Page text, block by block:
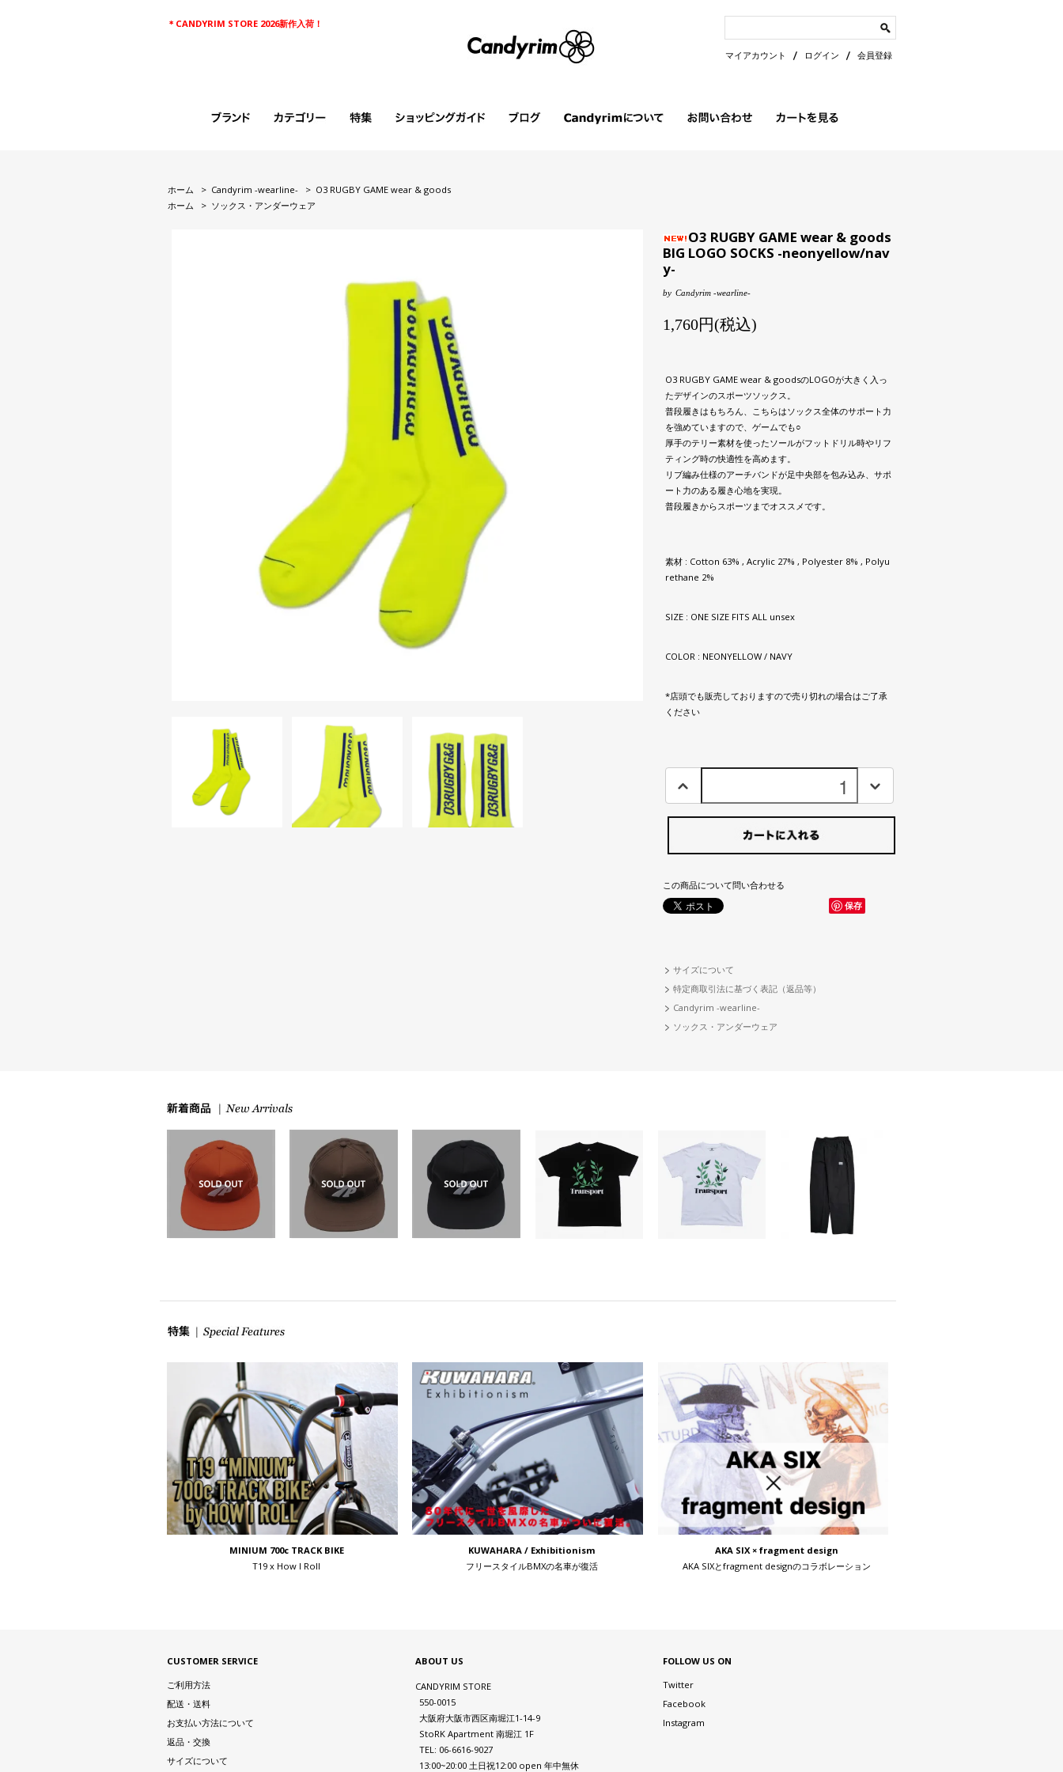
＊CANDYRIM STORE 2026新作入荷！
マイアカウント ログイン 会員登録
ホーム > Candyrim -wearline- > O3 RUGBY GAME wear & goods
ホーム
> ソックス・アンダーウェア
O3 RUGBY GAME wear & goods
BIG LOGO SOCKS -neonyellow/nav
y-
by Candyrim -wearline-
1,760円(税込)
O3 RUGBY GAME wear & goodsのLOGOが大きく入っ
たデザインのスポーツソックス。
普段履きはもちろん、こちらはソックス全体のサポート力
を強めていますので、ゲームでも○
厚手のテリー素材を使ったソールがフットドリル時やリフ
ティング時の快適性を高めます。
リブ編み仕様のアーチバンドが足中央部を包み込み、サポ
ート力のある履き心地を実現。
普段履きからスポーツまでオススメです。
素材 : Cotton 63% , Acrylic 27% , Polyester 8% , Polyu
rethane 2%
SIZE : ONE SIZE FITS ALL unsex
COLOR : NEONYELLOW / NAVY
*店頭でも販売しておりますので売り切れの場合はご了承
ください
この商品について問い合わせる
保存
サイズについて
特定商取引法に基づく表記（返品等）
Candyrim -wearline-
ソックス・アンダーウェア
MINIUM 700c TRACK BIKE
T19 x How I Roll
KUWAHARA / Exhibitionism
フリースタイルBMXの名車が復活
AKA SIX × fragment design
AKA SIXとfragment designのコラボレーション
CUSTOMER SERVICE
ご利用方法
配送・送料
お支払い方法について
返品・交換
サイズについて
ABOUT US
CANDYRIM STORE
550-0015
大阪府大阪市西区南堀江1-14-9
StoRK Apartment 南堀江 1F
TEL: 06-6616-9027
13:00~20:00 土日祝12:00 open 年中無休
FOLLOW US ON
Twitter
Facebook
Instagram